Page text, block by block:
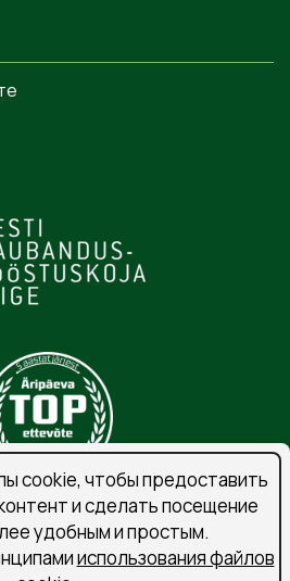
данных
cookie, чтобы предоставить
и сделать посещение
удобным и простым.
использования файлов